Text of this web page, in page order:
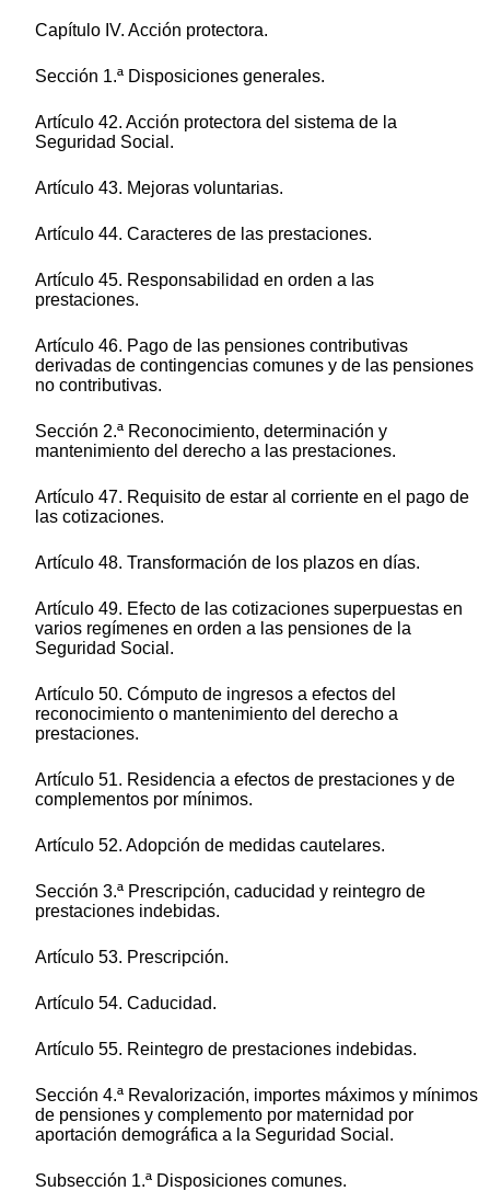
Capítulo IV. Acción protectora.
Sección 1.ª Disposiciones generales.
Artículo 42. Acción protectora del sistema de la
Seguridad Social.
Artículo 43. Mejoras voluntarias.
Artículo 44. Caracteres de las prestaciones.
Artículo 45. Responsabilidad en orden a las
prestaciones.
Artículo 46. Pago de las pensiones contributivas
derivadas de contingencias comunes y de las pensiones
no contributivas.
Sección 2.ª Reconocimiento, determinación y
mantenimiento del derecho a las prestaciones.
Artículo 47. Requisito de estar al corriente en el pago de
las cotizaciones.
Artículo 48. Transformación de los plazos en días.
Artículo 49. Efecto de las cotizaciones superpuestas en
varios regímenes en orden a las pensiones de la
Seguridad Social.
Artículo 50. Cómputo de ingresos a efectos del
reconocimiento o mantenimiento del derecho a
prestaciones.
Artículo 51. Residencia a efectos de prestaciones y de
complementos por mínimos.
Artículo 52. Adopción de medidas cautelares.
Sección 3.ª Prescripción, caducidad y reintegro de
prestaciones indebidas.
Artículo 53. Prescripción.
Artículo 54. Caducidad.
Artículo 55. Reintegro de prestaciones indebidas.
Sección 4.ª Revalorización, importes máximos y mínimos
de pensiones y complemento por maternidad por
aportación demográfica a la Seguridad Social.
Subsección 1.ª Disposiciones comunes.